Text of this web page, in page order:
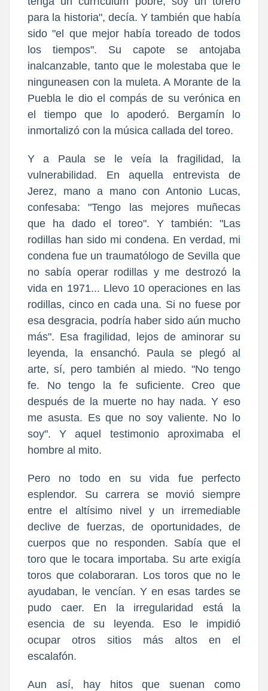
para la historia", decía. Y también que había
sido "el que mejor había toreado de todos
los tiempos". Su capote se antojaba
inalcanzable, tanto que le molestaba que le
ninguneasen con la muleta. A Morante de la
Puebla le dio el compás de su verónica en
el tiempo que lo apoderó. Bergamín lo
inmortalizó con la música callada del toreo.
Y a Paula se le veía la fragilidad, la
vulnerabilidad. En aquella entrevista de
Jerez, mano a mano con Antonio Lucas,
confesaba: "Tengo las mejores muñecas
que ha dado el toreo". Y también: "Las
rodillas han sido mi condena. En verdad, mi
condena fue un traumatólogo de Sevilla que
no sabía operar rodillas y me destrozó la
vida en 1971... Llevo 10 operaciones en las
rodillas, cinco en cada una. Si no fuese por
esa desgracia, podría haber sido aún mucho
más". Esa fragilidad, lejos de aminorar su
leyenda, la ensanchó. Paula se plegó al
arte, sí, pero también al miedo. "No tengo
fe. No tengo la fe suficiente. Creo que
después de la muerte no hay nada. Y eso
me asusta. Es que no soy valiente. No lo
soy". Y aquel testimonio aproximaba el
hombre al mito.
Pero no todo en su vida fue perfecto
esplendor. Su carrera se movió siempre
entre el altísimo nivel y un irremediable
declive de fuerzas, de oportunidades, de
cuerpos que no responden. Sabía que el
toro que le tocara importaba. Su arte exigía
toros que colaboraran. Los toros que no le
ayudaban, le vencían. Y en esas tardes se
pudo caer. En la irregularidad está la
esencia de su leyenda. Eso le impidió
ocupar otros sitios más altos en el
escalafón.
Aun así, hay hitos que suenan como